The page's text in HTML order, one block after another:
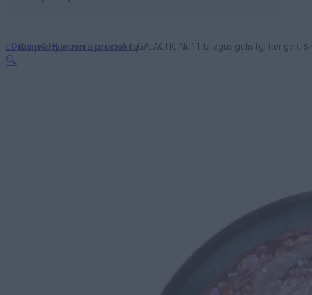
Krepšelyje nėra produktų.
⌂ Dizaino/dekoravimo priemonėsGALACTIC Nr. 11 blizgus gelis (glitter gel), 8
🔍